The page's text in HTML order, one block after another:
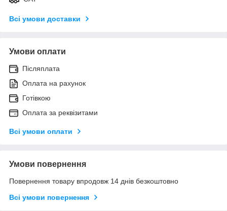
Всі умови доставки
Умови оплати
Післяплата
Оплата на рахунок
Готівкою
Оплата за реквізитами
Всі умови оплати
Умови повернення
Повернення товару впродовж 14 днів безкоштовно
Всі умови повернення